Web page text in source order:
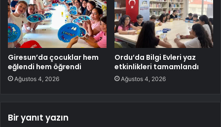
Giresun’da çocuklar hem
eğlendi hem öğrendi
Ağustos 4, 2026
Ordu’da Bilgi Evleri yaz
etkinlikleri tamamlandı
Ağustos 4, 2026
Bir yanıt yazın